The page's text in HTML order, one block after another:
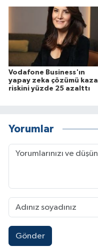
Vodafone Business'ın
yapay zeka çözümü kaza
riskini yüzde 25 azalttı
Yorumlar
Gönder